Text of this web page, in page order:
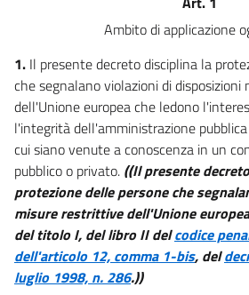
Ambito di applicazione
1. Il presente decreto disciplina la
che segnalano violazioni di
dell'Unione europea che ledono
l'integrità dell'amministrazione
cui siano venute a conoscenza in un
pubblico o privato. ((Il presente
protezione delle persone che
misure restrittive dell'Unione
del titolo I, del libro II delcodice
dell'articolo 12, comma 1-bis, del
luglio 1998, n. 286.))